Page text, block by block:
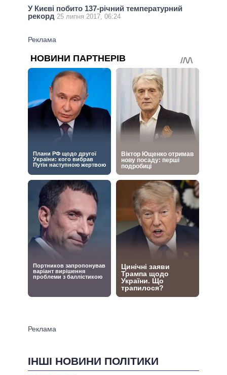
У Києві побито 137-річний температурний
рекорд 25 липня 2017, 06:24
ІНШІ НОВИНИ ПОЛІТИКИ